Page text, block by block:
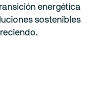
energética
sostenibles